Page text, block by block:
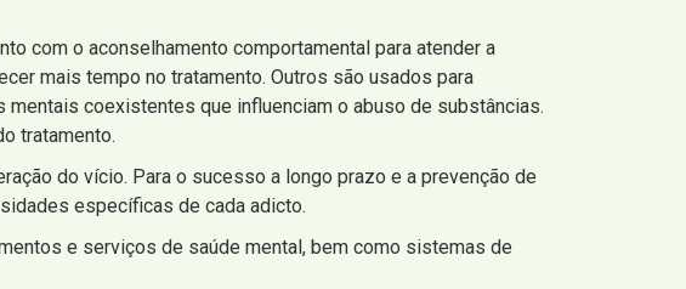
com o aconselhamento comportamental para atender a
mais tempo no tratamento. Outros são usados ​​para
coexistentes que influenciam o abuso de substâncias.
tratamento.
do vício. Para o sucesso a longo prazo e a prevenção de
específicas de cada adicto.
e serviços de saúde mental, bem como sistemas de